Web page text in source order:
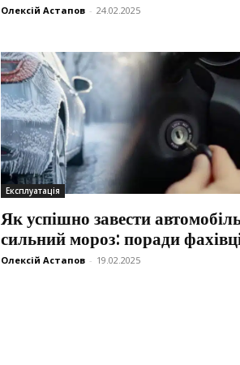
Олексій Астапов - 24.02.2025
Експлуатація
Як успішно завести
сильний мороз: поради
Олексій Астапов - 19.02.2025